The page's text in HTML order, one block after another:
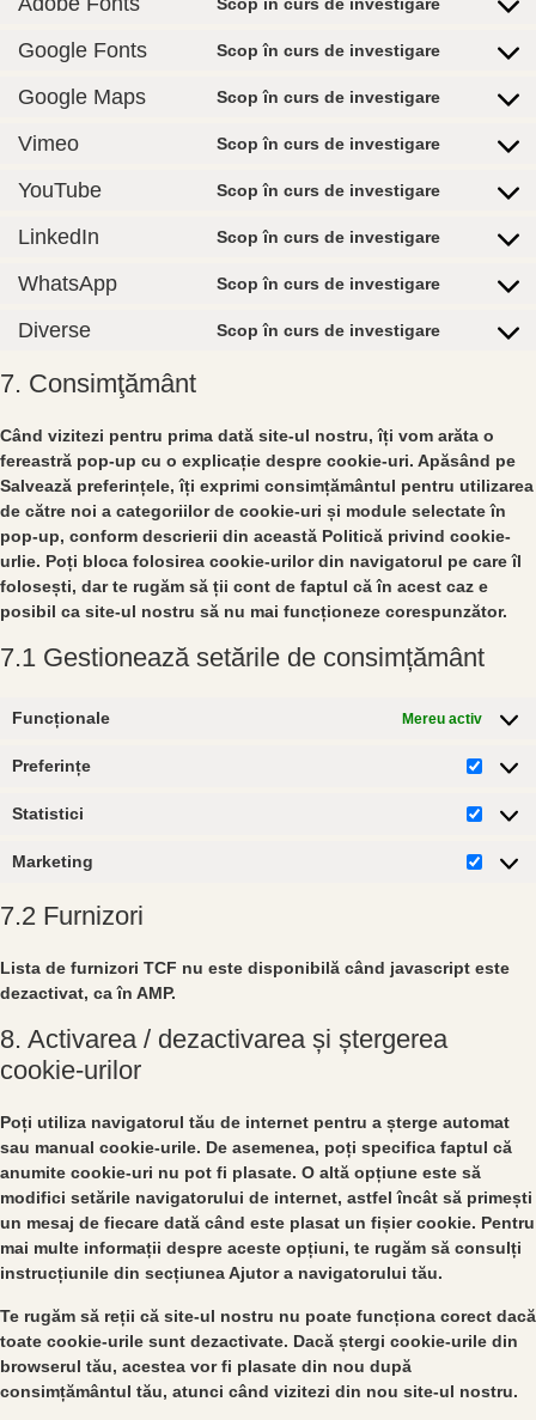
Google Fonts Scop în curs de investigare
Google Maps Scop în curs de investigare
Vimeo Scop în curs de investigare
YouTube Scop în curs de investigare
LinkedIn Scop în curs de investigare
WhatsApp Scop în curs de investigare
Diverse Scop în curs de investigare
7. Consimţământ
Când vizitezi pentru prima dată site-ul nostru, îți vom arăta o
fereastră pop-up cu o explicație despre cookie-uri. Apăsând pe
Salvează preferințele, îți exprimi consimțământul pentru utilizarea
de către noi a categoriilor de cookie-uri și module selectate în
pop-up, conform descrierii din această Politică privind cookie-
urlie. Poți bloca folosirea cookie-urilor din navigatorul pe care îl
folosești, dar te rugăm să ții cont de faptul că în acest caz e
posibil ca site-ul nostru să nu mai funcționeze corespunzător.
7.1 Gestionează setările de consimțământ
Funcționale Mereu activ
Preferințe
Statistici
Marketing
7.2 Furnizori
Lista de furnizori TCF nu este disponibilă când javascript este
dezactivat, ca în AMP.
8. Activarea / dezactivarea și ștergerea
cookie-urilor
Poți utiliza navigatorul tău de internet pentru a șterge automat
sau manual cookie-urile. De asemenea, poți specifica faptul că
anumite cookie-uri nu pot fi plasate. O altă opțiune este să
modifici setările navigatorului de internet, astfel încât să primești
un mesaj de fiecare dată când este plasat un fișier cookie. Pentru
mai multe informații despre aceste opțiuni, te rugăm să consulți
instrucțiunile din secțiunea Ajutor a navigatorului tău.
Te rugăm să reții că site-ul nostru nu poate funcționa corect dacă
toate cookie-urile sunt dezactivate. Dacă ștergi cookie-urile din
browserul tău, acestea vor fi plasate din nou după
consimțământul tău, atunci când vizitezi din nou site-ul nostru.